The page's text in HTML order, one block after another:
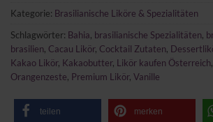
Kategorie: Brasilianische Liköre & Spezialitäten
Schlagwörter: Bahia, brasilianische Spezialitäten,
brasilien, Cacau Likör, Cocktail Zutaten,
Kakao Likör, Kakaobutter, Likör kaufen Österreich,
Orangenzeste, Premium Likör, Vanille
teilen merken